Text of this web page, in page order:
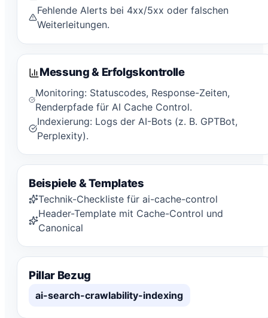
Fehlende Alerts bei 4xx/5xx oder falschen
Weiterleitungen.
Messung & Erfolgskontrolle
Monitoring: Statuscodes, Response-Zeiten,
Renderpfade für AI Cache Control.
Indexierung: Logs der AI-Bots (z. B. GPTBot,
Perplexity).
Beispiele & Templates
Technik-Checkliste für ai-cache-control
Header-Template mit Cache-Control und
Canonical
Pillar Bezug
ai-search-crawlability-indexing